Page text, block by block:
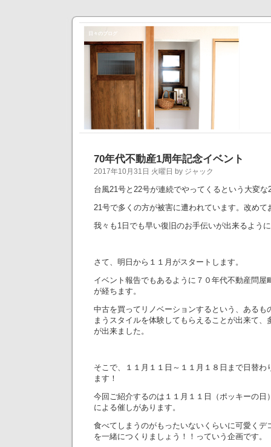
日々のブログ
70年代不動産1周年記念イベント
2017年10月31日 火曜日 by ジャック
台風21号と22号が連続でやってくるという大変な
21号で多くの方が被害に遭われています。改めて
我々も1日でも早い復旧のお手伝いが出来るよう
さて、明日から１１月がスタートします。
イベント報告でもあるように７０年代不動産問屋
が経ちます。
中古を買ってリノベーションするという、あるも
まうスタイルを体験してもらえることが出来て、
が出来ました。
そこで、１１月１１日～１１月１８日まで日替わ
ます！
今回ご紹介するのは１１月１１日（ポッキーの日
による催しがあります。
食べてしまうのがもったいないくらいに可愛くデ
を一緒につくりましょう！！っていう企画です。